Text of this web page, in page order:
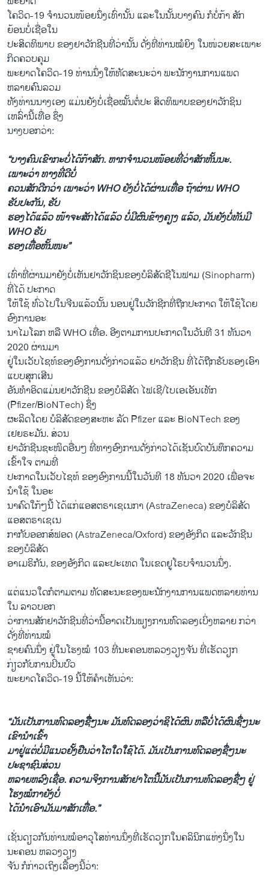
ໂຄວິດ-19 ຈໍານວນໜ້ອຍນຶ່ງເທົ່ານັ້ນ ແລະໃນນັ້ນບາງຄົນ ກໍບໍ່ກ້າ ສັກ
ຍ້ອນບໍ່ເຊື່ອໃນ
ປະສິດທິພາບ ຂອງຢາວັກຊີນທີ່ວ່ານັ້ນ ດັ່ງທີ່ທ່ານໝໍຍິງ ໃນໜ່ວຍສະເພາະ
ກິດຄວບຄຸມ
ພະຍາດໂຄວິດ-19 ທ່ານນຶ່ງໃຫ້ທັດສະນະວ່າ ພະນັກງານການແພດ
ຫລາຍຄົນລວມ
ທັງທ່ານນາງເອງ ແມ່ນຍັງບໍ່ເຊື່ອໝັ້ນຕໍ່ປະ ສິດທິພາບຂອງຢາວັກຊິນ
ເຫລົ່ານີ້ເທື່ອ ຊຶ່ງ
ນາງບອກວ່າ:
“ບາງຄົນເຂົາກະບໍ່ໄດ້ກ້າສັກ. ຫາກຈໍານວນໜ້ອຍທີ່ວ່າສັກຫັ້ນນະ.
ເພາະວ່າ ທາງທີ່ດີບໍ່
ຄວນສັກດີກວ່າ ເພາະວ່າ WHO ຍັງບໍ່ໄດ້ຜ່ານເທື່ອ ຖ້າຜ່ານ WHO
ຮັບປະກັນ, ຮັບ
ຮອງໄດ້ແລ້ວ ໜ້າຈະສັກໄດ້ແລ້ວ ບໍ່ມີຜົນຂ້າງຄຽງ ແລ້ວ, ມັນຍັງບໍ່ທັນມີ
WHO ຮັບ
ຮອງເທື່ອຫັ້ນໜະ”
ເທົ່າທີ່ຜ່ານມາຍັງບໍ່ເຫັນຢາວັກຊິນຂອງບໍລິສັດຊີໂນຟາມ (Sinopharm)
ທີ່ໄດ້ ປະກາດ
ໃຫ້ໃຊ້ ທົ່ວໄປໃນຈີນແລ້ວນັ້ນ ນອນຢູ່ໃນວັກຊີກທີ່ຖືກປະກາດ ໃຫ້ໃຊ້ໂດຍ
ອົງການອະ
ນາໄມໂລກ ຫລື WHO ເທື່ອ. ອີງຕາມການປະກາດໃນວັນທີ 31 ທັນວາ
2020 ຜ່ານມາ
ຢູ່ໃນເວັບໄຊທ໌ຂອງອົງການດັ່ງກ່າວແລ້ວ ຢາວັກຊີນ ທີ່ໄດ້ຖືກຮັບຮອງເອົາ
ແບບສຸກເສີນ
ອັນທໍາອິດແມ່ນຢາວັກຊີນ ຂອງບໍລິສັດ ໄຟເຊີ/ໄບເອເອັນເທັກ
(Pfizer/BioNTech) ຊຶ່ງ
ຜະລິດໂດຍ ບໍລິສັດຂອງສະຫະ ລັດ Pfizer ແລະ BioNTech ຂອງ
ເຢຍຣະມັນ. ສ່ວນ
ຢາວັກຊີນຊະໜິດອື່ນໆ ທີ່ທາງອົງການດັ່ງກ່າວໄດ້ເຊັນບົດບັນທຶກຄວາມ
ເຂົ້າໃຈ ຕາມທີ່
ປະກາດໃນເວັບໄຊທ໌ ຂອງອົງການນີ້ໃນວັນທີ 18 ທັນວາ 2020 ເພື່ອຈະ
ນໍາໃຊ້ ໃນອະ
ນາຄົດໃກ້ໆນີ້ ໄດ້ແກ່ແອສຕຣາເຊເນກາ (AstraZeneca) ຂອງບໍລິສັດ
ແອສຕຣາເຊເນ
ກາກັບອອກສ໌ຟອດ (AstraZeneca/Oxford) ຂອງອັງກິດ ແລະວັກຊີນ
ຂອງບໍລິສັດ
ອາເມຣິກັນ, ຂອງອັງກິດ ແລະປະເທດ ໃນເຂດຢູໂຣບຈໍານວນນຶ່ງ.
ແຕ່ແນວໃດກໍຕາມຕາມ ທັດສະນະຂອງພະນັກງານການແພດຫລາຍທ່ານ
ໃນ ລາວບອກ
ວ່າການສັກຢາວັກຊີນທີ່ວ່ານີ້ອາດເປັນພຽງການທົດລອງເບິ່ງຫລາຍ ກວ່າ
ດັ່ງທີ່ທ່ານໝໍ
ຊາຍຄົນນຶ່ງ ຢູ່ໃນໂຮງໝໍ 103 ທີ່ນະຄອນຫລວງວຽງຈັນ ທີ່ເຮັດວຽກ
ກ່ຽວກັບການປິ່ນປົວ
ພະຍາດໂຄວິດ-19 ນີ້ໃຫ້ຄໍາເຫັນວ່າ:
“ມັນເປັນການທົດລອງຊື່ືໆນະ ມັນທົດລອງວ່າຊິໄດ້ຜົນ ຫລືບໍ່ໄດ້ຜົນຊື່ໆນະ
ເຂົານໍາເຂົ້າ
ມາຢູ່ແຕ່ບໍ່ມີແນວຢັ້ງຢືນວ່າໂຕໃດໃຊ້ໄດ້. ມັນເປັນການທົດລອງຊື່ໆນະ
ປະຊາຊົນສ່ວນ
ຫລາຍຫລົງເຊື່ອ. ຄວາມຈິງການສັກຢາໂຕນີ້ມັນເປັນການທົດລອງຊື່ໆ ຢູ່
ໂຮງໝໍກາຍັງບໍ່
ໄດ້ນໍາເອົາມັນມາສັກເທື່ອ.”
ເຊັ່ນດຽວກັນທ່ານໝໍອາວຸໂສທ່ານນຶ່ງທີ່ເຮັດວຽກໃນຄລິນິກແຫ່ງນຶ່ງໃນ
ນະຄອນ ຫລວງວຽງ
ຈັນ ກໍກ່າວເຖິງເລື້ອງນີ້ວ່າ: